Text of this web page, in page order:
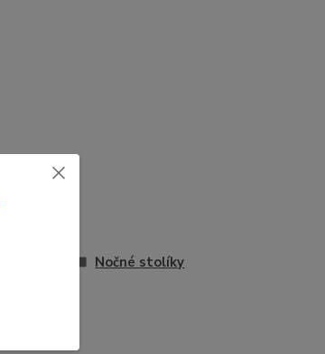
Nočné stolíky